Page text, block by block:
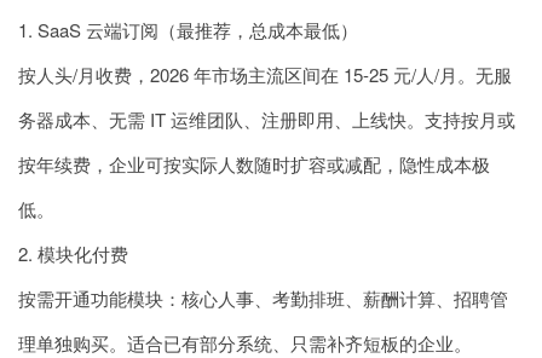
1. SaaS 云端订阅（最推荐，总成本最低）
按人头/月收费，2026 年市场主流区间在 15-25 元/人/月。无服
务器成本、无需 IT 运维团队、注册即用、上线快。支持按月或
按年续费，企业可按实际人数随时扩容或减配，隐性成本极
低。
2. 模块化付费
按需开通功能模块：核心人事、考勤排班、薪酬计算、招聘管
理单独购买。适合已有部分系统、只需补齐短板的企业。